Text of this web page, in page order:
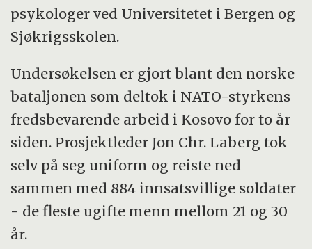
psykologer ved Universitetet i Bergen og
Sjøkrigsskolen.
Undersøkelsen er gjort blant den norske
bataljonen som deltok i NATO-styrkens
fredsbevarende arbeid i Kosovo for to år
siden. Prosjektleder Jon Chr. Laberg tok
selv på seg uniform og reiste ned
sammen med 884 innsatsvillige soldater
- de fleste ugifte menn mellom 21 og 30
år.